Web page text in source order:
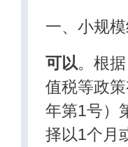
一、小规
可以。根
值税等政
年第1号）
择以1个月